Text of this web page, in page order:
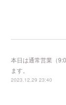
本日は通常営業（
ます。
2023.12.29 23:40